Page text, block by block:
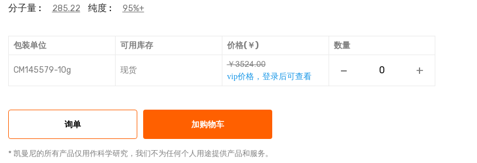
分子量 : 285.22 纯度 : 95%+
包装单位 可用库存 价格(￥) 数量
CM145579-10g 现货
￥Ɛȅƚƴœǆǆ
vip价格，登录后可查看
- +
询单 加购物车
* 凯曼尼的所有产品仅用作科学研究，我们不为任何个人用途提供产品和服务。